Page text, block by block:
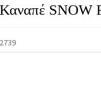
Καναπέ SNOW